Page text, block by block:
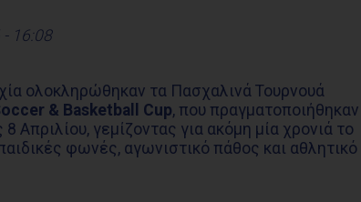
16:08
ολοκληρώθηκαν τα Πασχαλινά Τουρνουά
& Basketball Cup, που πραγματοποιήθηκαν
Απριλίου, γεμίζοντας για ακόμη μία χρονιά το
φωνές, αγωνιστικό πάθος και αθλητικό